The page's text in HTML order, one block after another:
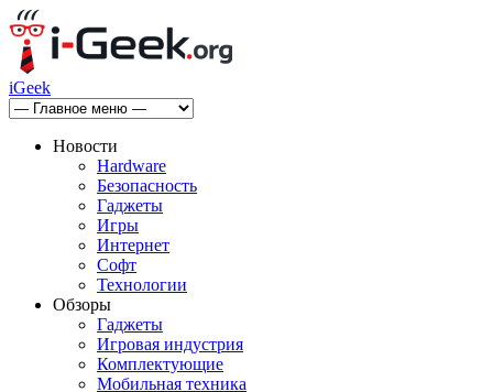
iGeek
Новости
Hardware
Безопасность
Гаджеты
Игры
Интернет
Софт
Технологии
Обзоры
Гаджеты
Игровая индустрия
Комплектующие
Мобильная техника